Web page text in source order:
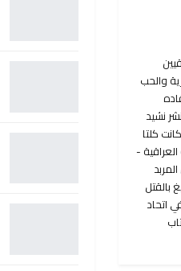
والحب
في عام 1993 ، أدى انتقاده
عليه بالإعدام في العراق عام 1996 ، بسبب نشر نشيد
"بابل" في 13 أكتوبر 1996 ، ثم في "الزوراء" في 2 مارس 2000. وكانت كلتا
-
المربد
بالقتل
اتحاد